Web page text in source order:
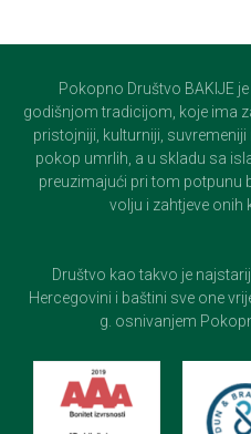
Pokopno Društvo BAKIJE
godišnjom tradicijom, koje ima
pristojniji, kulturniji,
pokop umrlih, a u skladu sa
preuzimajući pri tom potpunu
volju i zahtjeve onih
Društvo kao takvo je
Hercegovini i baštini sve one
g. osnivanjem